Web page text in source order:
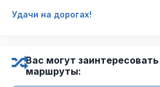
Удачи на дорогах!
Вас могут
маршруты: